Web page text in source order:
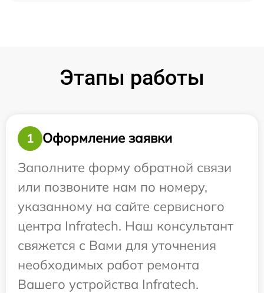
Этапы работы
1
Оформление заявки
Заполните форму обратной связи
или позвоните нам по номеру,
указанному на сайте сервисного
центра Infratech. Наш консультант
свяжется с Вами для уточнения
необходимых работ ремонта
Вашего устройства Infratech.